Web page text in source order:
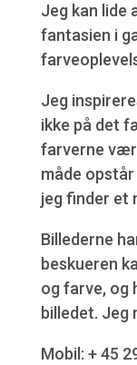
Jeg kan lide
fantasien i
Jeg
ikke på det
farverne
måde
jeg finder et
Billederne
beskueren
og farve, og
billedet. Jeg
Mobil: + 45